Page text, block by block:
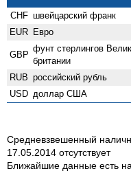
CHF швейцарский франк
EUR Евро
GBP
фунт стерлингов
британии
RUB российский рубль
USD доллар США
Средневзвешенный
17.05.2014 отсутствует
Ближайшие данные есть на